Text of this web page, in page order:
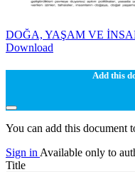
DOĞA, YAŞAM VE
Download
Add this
You can add this document
Sign in Available only to
Title